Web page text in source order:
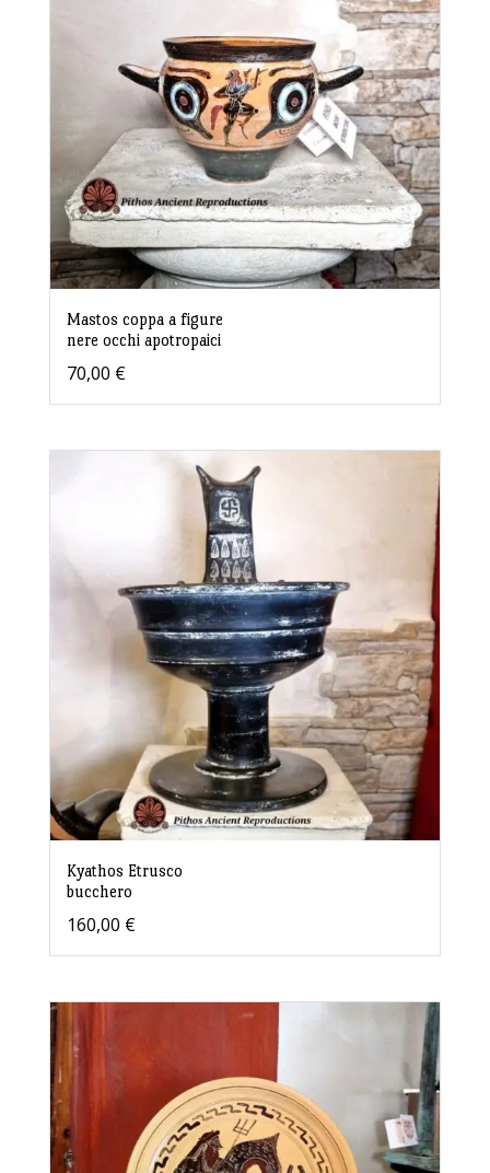
Mastos coppa a figure
nere occhi apotropaici
70,00 €
Kyathos Etrusco
bucchero
160,00 €